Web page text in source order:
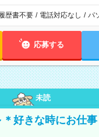
歴書不要 / 電話対応なし / パ
応募する
未読
＊好きな時にお仕